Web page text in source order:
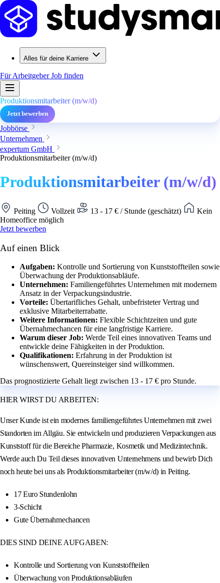
Alles für deine Karriere
Für ArbeitgeberJob finden
Produktionsmitarbeiter (m/w/d)
Jetzt bewerben
Jobbörse
Unternehmen
expertum GmbH
Produktionsmitarbeiter (m/w/d)
Produktionsmitarbeiter (m/w/d)
Peiting Vollzeit 13 - 17 € / Stunde (geschätzt)
Kein
Homeoffice möglich
Jetzt bewerben
Auf einen Blick
Aufgaben: Kontrolle und Sortierung von Kunststoffteilen sowie
Überwachung der Produktionsabläufe.
Unternehmen: Familiengeführtes Unternehmen mit modernem
Ansatz in der Verpackungsindustrie.
Vorteile: Übertarifliches Gehalt, unbefristeter Vertrag und
exklusive Mitarbeiterrabatte.
Weitere Informationen: Flexible Schichtzeiten und gute
Übernahmechancen für eine langfristige Karriere.
Warum dieser Job: Werde Teil eines innovativen Teams und
entwickle deine Fähigkeiten in der Produktion.
Qualifikationen: Erfahrung in der Produktion ist
wünschenswert, Quereinsteiger sind willkommen.
Das prognostizierte Gehalt liegt zwischen 13 - 17 € pro Stunde.
HIER WIRST DU ARBEITEN:
Unser Kunde ist ein modernes familiengeführtes Unternehmen mit zwei
Standorten im Allgäu. Sie entwickeln und produzieren Verpackungen aus
Kunststoff für die Bereiche Pharmazie, Kosmetik und Medizintechnik.
Werde auch Du Teil dieses innovativen Unternehmens und bewirb Dich
noch heute bei uns als Produktionsmitarbeiter (m/w/d) in Peiting.
17 Euro Stundenlohn
3-Schicht
Gute Übernahmechancen
DIES SIND DEINE AUFGABEN:
Kontrolle und Sortierung von Kunststoffteilen
Überwachung von Produktionsabläufen